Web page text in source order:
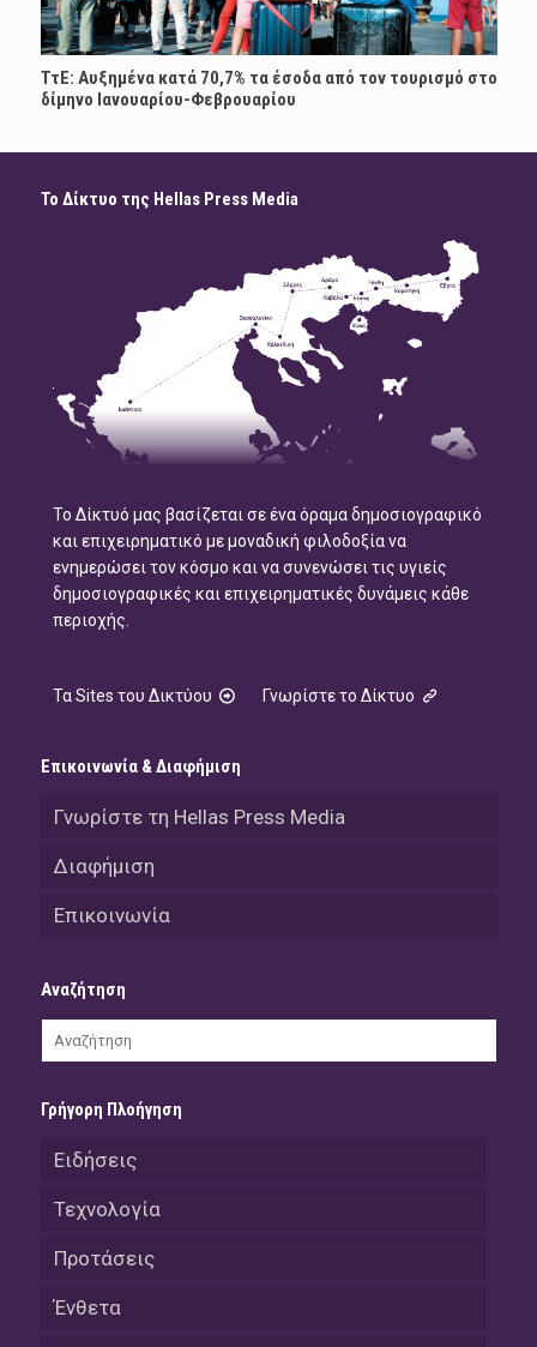
ΤτΕ: Αυξημένα κατά 70,7% τα έσοδα από τον τουρισμό στο
δίμηνο Ιανουαρίου-Φεβρουαρίου
Το Δίκτυο της Hellas Press Media
Το Δίκτυό μας βασίζεται σε ένα όραμα δημοσιογραφικό
και επιχειρηματικό με μοναδική φιλοδοξία να
ενημερώσει τον κόσμο και να συνενώσει τις υγιείς
δημοσιογραφικές και επιχειρηματικές δυνάμεις κάθε
περιοχής.
Τα Sites του Δικτύου Γνωρίστε το Δίκτυο
Επικοινωνία & Διαφήμιση
Γνωρίστε τη Hellas Press Media
Διαφήμιση
Επικοινωνία
Αναζήτηση
Γρήγορη Πλοήγηση
Ειδήσεις
Τεχνολογία
Προτάσεις
Ένθετα